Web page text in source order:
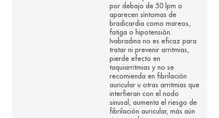
por debajo de 50 lpm o
aparecen síntomas de
bradicardia como mareos,
fatiga o hipotensión.
Ivabradina no es eficaz para
tratar ni prevenir arritmias,
pierde efecto en
taquiarritmias y no se
recomienda en fibrilación
auricular u otras arritmias que
interfieran con el nodo
sinusal; aumenta el riesgo de
fibrilación auricular, más aún